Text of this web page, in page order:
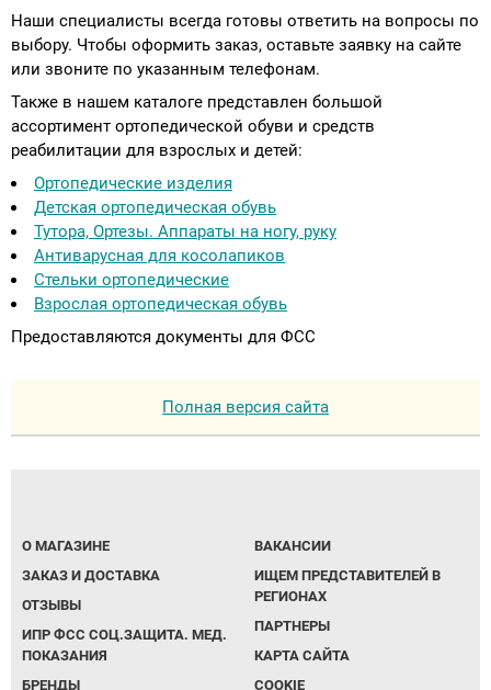
Наши специалисты всегда готовы ответить на вопросы по
выбору. Чтобы оформить заказ, оставьте заявку на сайте
или звоните по указанным телефонам.
Также в нашем каталоге представлен большой
ассортимент ортопедической обуви и средств
реабилитации для взрослых и детей:
Ортопедические изделия
Детская ортопедическая обувь
Тутора, Ортезы. Аппараты на ногу, руку
Антиварусная для косолапиков
Стельки ортопедические
Взрослая ортопедическая обувь
Предоставляются документы для ФСС
Полная версия сайта
О МАГАЗИНЕ
ЗАКАЗ И ДОСТАВКА
ОТЗЫВЫ
ИПР ФСС СОЦ.ЗАЩИТА. МЕД.
ПОКАЗАНИЯ
БРЕНДЫ
ВАКАНСИИ
ИЩЕМ ПРЕДСТАВИТЕЛЕЙ В
РЕГИОНАХ
ПАРТНЕРЫ
КАРТА САЙТА
COOKIE